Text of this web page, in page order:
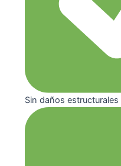
Sin daños estructurales